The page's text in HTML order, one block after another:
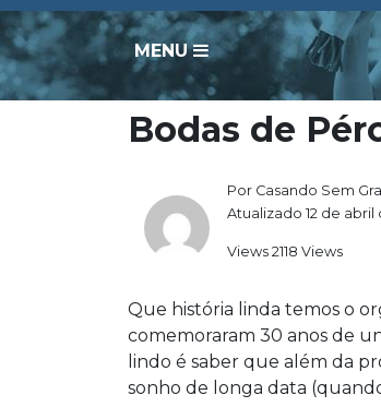
MENU
Bodas de
Por Casando Sem
Atualizado 12 de abril
Views 2118 Views
Que história linda temos o
comemoraram 30 anos de
lindo é saber que além da
sonho de longa data